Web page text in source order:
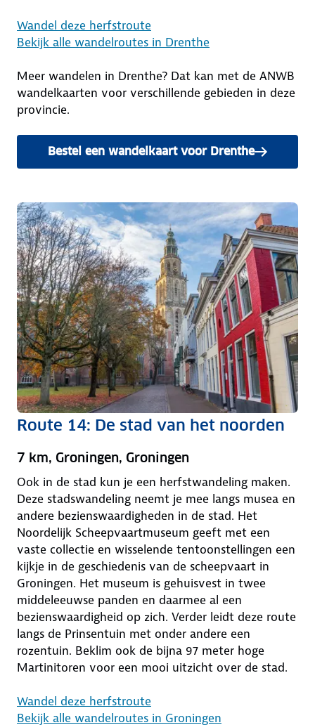
Wandel deze herfstroute
Bekijk alle wandelroutes in Drenthe
Meer wandelen in Drenthe? Dat kan met de ANWB
wandelkaarten voor verschillende gebieden in deze
provincie.
Bestel een wandelkaart voor Drenthe
Route 14: De stad van het noorden
7 km, Groningen, Groningen
Ook in de stad kun je een herfstwandeling maken.
Deze stadswandeling neemt je mee langs musea en
andere bezienswaardigheden in de stad. Het
Noordelijk Scheepvaartmuseum geeft met een
vaste collectie en wisselende tentoonstellingen een
kijkje in de geschiedenis van de scheepvaart in
Groningen. Het museum is gehuisvest in twee
middeleeuwse panden en daarmee al een
bezienswaardigheid op zich. Verder leidt deze route
langs de Prinsentuin met onder andere een
rozentuin. Beklim ook de bijna 97 meter hoge
Martinitoren voor een mooi uitzicht over de stad.
Wandel deze herfstroute
Bekijk alle wandelroutes in Groningen